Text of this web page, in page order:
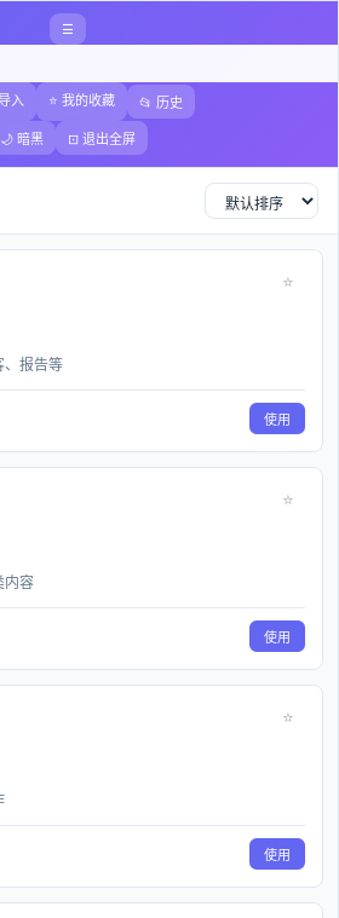
导航ㆍ在线效率工具
☰
入 ⭐ 我的收藏 📂 历史
🌙 暗黑 ⊡ 退出全屏
⭐
、报告等
使用
⭐
内容
使用
⭐
使用
用指南
源。
专注于为各类应用场景输出适配的提
检索和智能推荐，用户可迅速找到
作效率，让每一次 AI 交互都更加精
户输入关键词或类别，从而直接浏
据中迅速定位目标提示词。
系统会自动比对并推荐相应的提示
文案还是技术说明，都可以轻松获